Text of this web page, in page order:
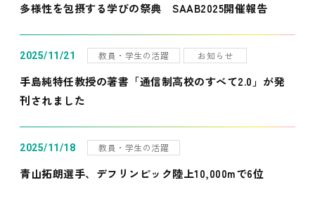
多様性を包摂する学びの祭典 SAAB2025開催報告
2025/11/21 教員・学生の活躍 お知らせ
手島純特任教授の著書「通信制高校のすべて2.0」が発
刊されました
2025/11/18 教員・学生の活躍
青山拓朗選手、デフリンピック陸上10,000mで6位